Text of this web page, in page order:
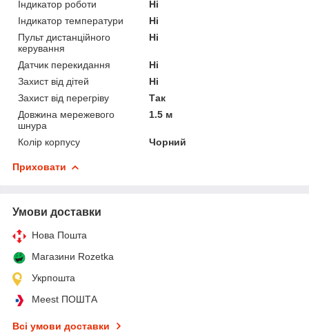
Індикатор роботи
Ні
Індикатор температури
Ні
Пульт дистанційного
керування
Ні
Датчик перекидання
Ні
Захист від дітей
Ні
Захист від перегріву
Так
Довжина мережевого
шнура
1.5 м
Колір корпусу Чорний
Приховати
Умови доставки
Нова Пошта
Магазини Rozetka
Укрпошта
Meest ПОШТА
Всі умови доставки